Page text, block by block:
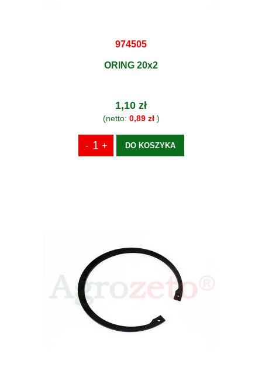
974505
ORING 20x2
1,10 zł
(netto: 0,89 zł)
DO KOSZYKA